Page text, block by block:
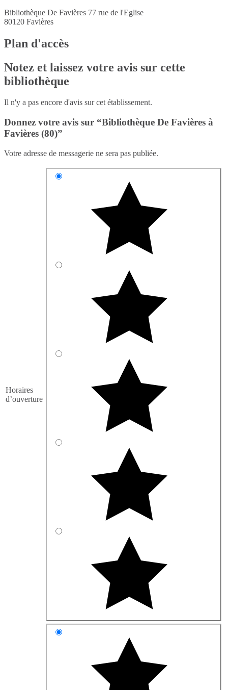
Bibliothèque De Favières 77 rue de l'Eglise
80120 Favières
Plan d'accès
Notez et laissez votre avis sur cette
bibliothèque
Il n'y a pas encore d'avis sur cet établissement.
Donnez votre avis sur “Bibliothèque De Favières à
Favières (80)”
Votre adresse de messagerie ne sera pas publiée.
Horaires
d’ouverture